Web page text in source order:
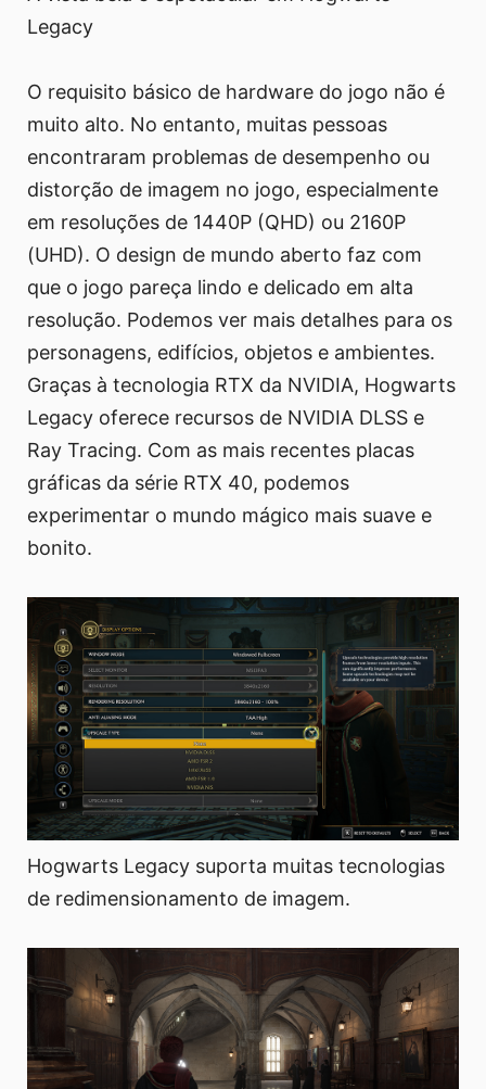
Legacy
O requisito básico de hardware do jogo não é
muito alto. No entanto, muitas pessoas
encontraram problemas de desempenho ou
distorção de imagem no jogo, especialmente
em resoluções de 1440P (QHD) ou 2160P
(UHD). O design de mundo aberto faz com
que o jogo pareça lindo e delicado em alta
resolução. Podemos ver mais detalhes para os
personagens, edifícios, objetos e ambientes.
Graças à tecnologia RTX da NVIDIA, Hogwarts
Legacy oferece recursos de NVIDIA DLSS e
Ray Tracing. Com as mais recentes placas
gráficas da série RTX 40, podemos
experimentar o mundo mágico mais suave e
bonito.
Hogwarts Legacy suporta muitas tecnologias
de redimensionamento de imagem.